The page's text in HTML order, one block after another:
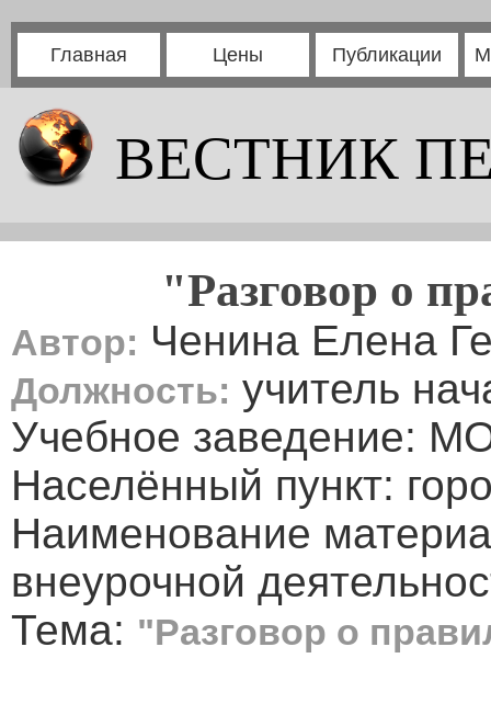
Главная Цены Публикации
ВЕСТНИК
"Разговор о
Автор: Ченина Елена
Должность: учитель
Учебное заведение:
Населённый пункт:
Наименование
внеурочной
Тема: "Разговор о